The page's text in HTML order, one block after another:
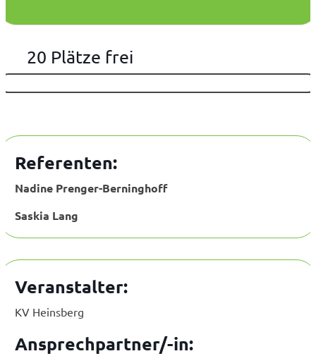
20 Plätze frei
Referenten:
Nadine Prenger-Berninghoff
Saskia Lang
Veranstalter:
KV Heinsberg
Ansprechpartner/-in: